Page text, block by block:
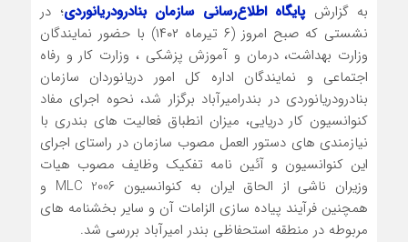
به گزارشپایگاه اطلاع‌رسانی سازمان بنادرودریانوردی؛ در
نشستی که صبح امروز (۶ تیرماه ۱۴۰۲) با حضور نمایندگان
وزارت بهداشت، درمان و آموزش پزشکی ، وزارت کار و رفاه
اجتماعی و نمایندگان اداره کل امور دریانوردان سازمان
بنادرودریانوردی در بندرامیرآباد برگزار شد، نحوه اجرای مفاد
کنوانسیون کار دریایی، میزان انطباق فعالیت های بندری با
نیازمندی های دستور العمل مصوب سازمان در راستای اجرای
این کنوانسیون و آئین نامه تفکیک وظایف مصوب هیات
وزیران ناشی از الحاق ایران به کنوانسیون MLC 2006 و
همچنین فرآیند پیاده سازی الزامات آن و سایر بخشنامه های
مربوطه در منطقه استحفاظی بندر امیرآباد بررسی شد.